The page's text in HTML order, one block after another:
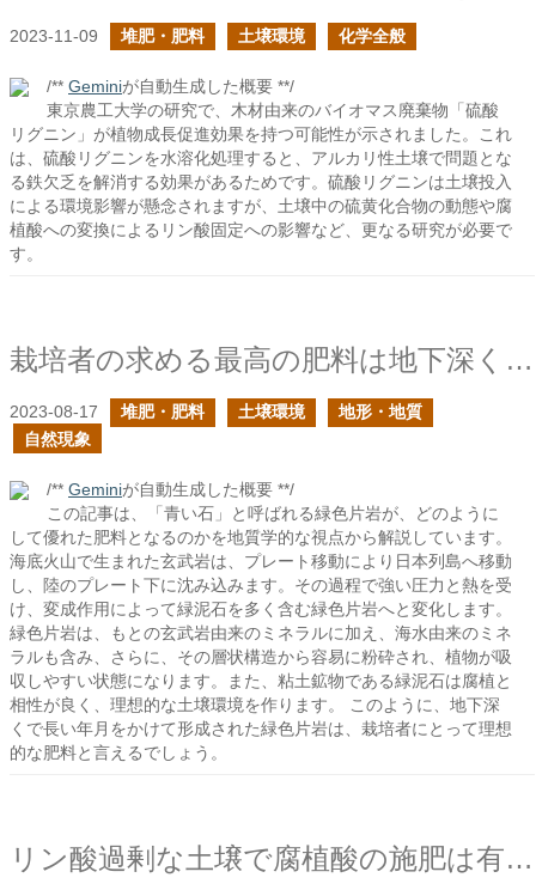
2023-11-09 堆肥・肥料 土壌環境 化学全般
/** Geminiが自動生成した概要 **/
東京農工大学の研究で、木材由来のバイオマス廃棄物「硫酸
リグニン」が植物成長促進効果を持つ可能性が示されました。これ
は、硫酸リグニンを水溶化処理すると、アルカリ性土壌で問題とな
る鉄欠乏を解消する効果があるためです。硫酸リグニンは土壌投入
による環境影響が懸念されますが、土壌中の硫黄化合物の動態や腐
植酸への変換によるリン酸固定への影響など、更なる研究が必要で
す。
栽培者の求める最高の肥料は地下深くで形成される
2023-08-17 堆肥・肥料 土壌環境
地形・地質
自然現象
/** Geminiが自動生成した概要 **/
この記事は、「青い石」と呼ばれる緑色片岩が、どのように
して優れた肥料となるのかを地質学的な視点から解説しています。
海底火山で生まれた玄武岩は、プレート移動により日本列島へ移動
し、陸のプレート下に沈み込みます。その過程で強い圧力と熱を受
け、変成作用によって緑泥石を多く含む緑色片岩へと変化します。
緑色片岩は、もとの玄武岩由来のミネラルに加え、海水由来のミネ
ラルも含み、さらに、その層状構造から容易に粉砕され、植物が吸
収しやすい状態になります。また、粘土鉱物である緑泥石は腐植と
相性が良く、理想的な土壌環境を作ります。 このように、地下深
くで長い年月をかけて形成された緑色片岩は、栽培者にとって理想
的な肥料と言えるでしょう。
リン酸過剰な土壌で腐植酸の施肥は有効か？